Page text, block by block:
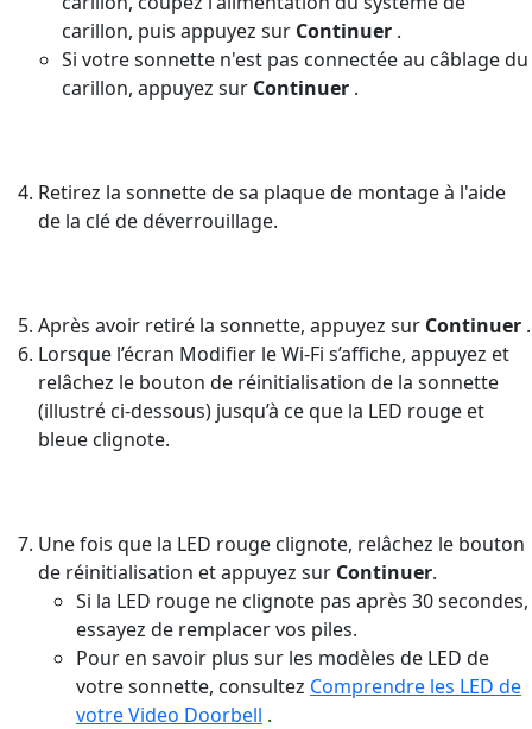
carillon, puis appuyez sur Continuer .
Si votre sonnette n'est pas connectée au câblage du
carillon, appuyez sur Continuer .
Retirez la sonnette de sa plaque de montage à l'aide
de la clé de déverrouillage.
Après avoir retiré la sonnette, appuyez sur Continuer .
Lorsque l’écran Modifier le Wi-Fi s’affiche, appuyez et
relâchez le bouton de réinitialisation de la sonnette
(illustré ci-dessous) jusqu’à ce que la LED rouge et
bleue clignote.
Une fois que la LED rouge clignote, relâchez le bouton
de réinitialisation et appuyez sur Continuer.
Si la LED rouge ne clignote pas après 30 secondes,
essayez de remplacer vos piles.
Pour en savoir plus sur les modèles de LED de
votre sonnette, consultez Comprendre les LED de
votre Video Doorbell .